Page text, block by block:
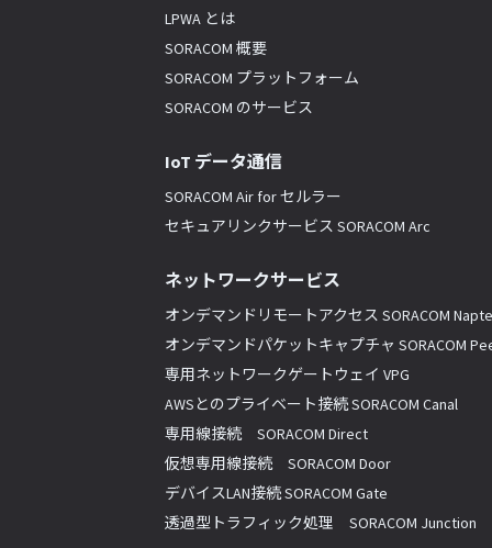
LPWA とは
SORACOM 概要
SORACOM プラットフォーム
SORACOM のサービス
IoT データ通信
SORACOM Air for セルラー
セキュアリンクサービス SORACOM Arc
ネットワークサービス
オンデマンドリモートアクセス SORACOM
オンデマンドパケットキャプチャ SORACOM
専用ネットワークゲートウェイ VPG
AWSとのプライベート接続 SORACOM Canal
専用線接続 SORACOM Direct
仮想専用線接続 SORACOM Door
デバイスLAN接続 SORACOM Gate
透過型トラフィック処理 SORACOM Junction